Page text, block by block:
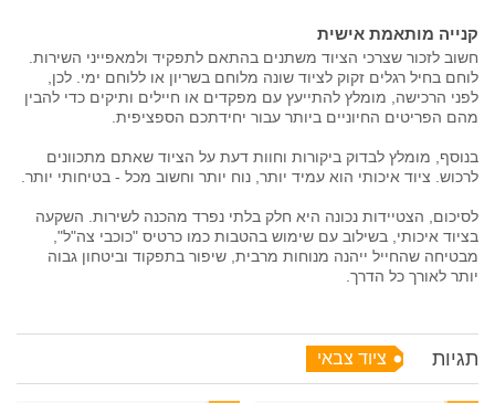
קנייה מותאמת אישית
חשוב לזכור שצרכי הציוד משתנים בהתאם לתפקיד ולמאפייני השירות.
לוחם בחיל רגלים זקוק לציוד שונה מלוחם בשריון או ללוחם ימי. לכן,
לפני הרכישה, מומלץ להתייעץ עם מפקדים או חיילים ותיקים כדי להבין
מהם הפריטים החיוניים ביותר עבור יחידתכם הספציפית.
בנוסף, מומלץ לבדוק ביקורות וחוות דעת על הציוד שאתם מתכוונים
לרכוש. ציוד איכותי הוא עמיד יותר, נוח יותר וחשוב מכל - בטיחותי יותר.
לסיכום, הצטיידות נכונה היא חלק בלתי נפרד מהכנה לשירות. השקעה
בציוד איכותי, בשילוב עם שימוש בהטבות כמו כרטיס "כוכבי צה"ל",
מבטיחה שהחייל ייהנה מנוחות מרבית, שיפור בתפקוד וביטחון גבוה
יותר לאורך כל הדרך.
תגיות ציוד צבאי